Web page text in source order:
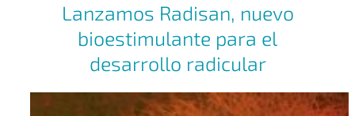
Lanzamos Radisan, nuevo
bioestimulante para el
desarrollo radicular